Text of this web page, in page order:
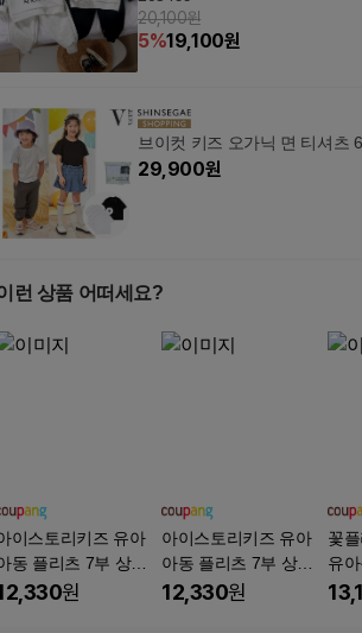
20,100원
5%19,100원
브이컷 키즈 오가닉 면 티
29,900원
런 상품 어떠세요?
이스토리키즈 유아
동 플리츠 7부 상하
트 여름 실내복 등원
원
아이스토리키즈 유아
아동 플리츠 7부 상하
세트 여름 실내복 등원
12,330원
꽃
유
키즈